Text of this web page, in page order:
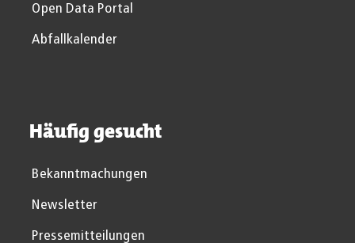
Open Data Portal
Abfallkalender
Häufig gesucht
Bekanntmachungen
Newsletter
Pressemitteilungen